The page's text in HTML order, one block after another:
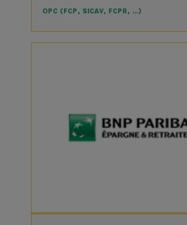
OPC (FCP, SICAV, FCPR, …)